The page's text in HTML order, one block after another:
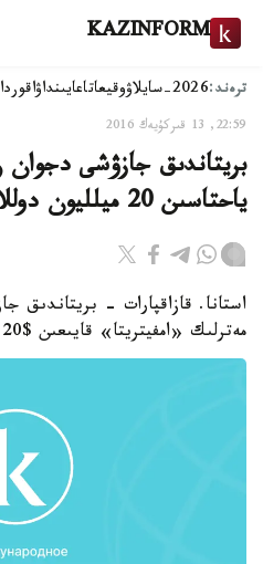
KAZINFORM
ترەند:2026-سايلاۋ وقيعاتاعايىنداۋاقوردا
22:59, 13 قىركۇيەك 2016
ياحتاسىن 20 ميلليون دوللارعا ساتادى
مەترلىك «امفيتريتا» قايىعىن $20 ميلليون دوللارعا ساتادى.